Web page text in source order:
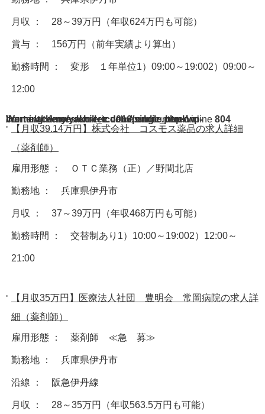
月収 ： 28～39万円（年収624万円も可能）
賞与 ： 156万円（前年実績より算出）
勤務時間 ： 変形 １年単位1）09:00～19:002）09:00～
12:00
Warning: A non-numeric value encountered in
/home/acdmy/yaku-rec.com/public_html/wp-content/themes/chill_tcd016/single.phpon line 804
【月収39.14万円】株式会社 コスモス薬品の求人詳細
（薬剤師）
雇用形態 ： ＯＴＣ業務（正）／野間北店
勤務地 ： 兵庫県伊丹市
月収 ： 37～39万円（年収468万円も可能）
勤務時間 ： 交替制あり1）10:00～19:002）12:00～
21:00
【月収35万円】医療法人社団 豊明会 常岡病院の求人詳
細（薬剤師）
雇用形態 ： 薬剤師 ≪急 募≫
勤務地 ： 兵庫県伊丹市
沿線 ： 阪急伊丹線
月収 ： 28～35万円（年収563.5万円も可能）